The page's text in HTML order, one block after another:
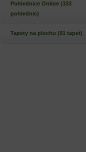
Pohlednice Online (333
pohlednic)
Tapety na plochu (91 tapet)